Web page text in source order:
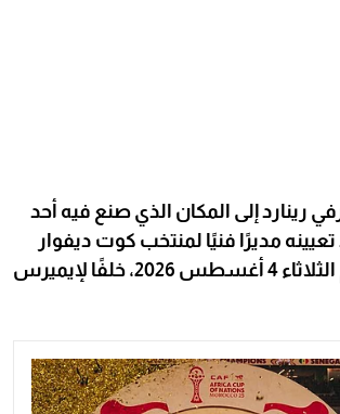
رينارد إلى المكان الذي صنع فيه أحد
تعيينه مديرًا فنيًا لمنتخب كوت ديفوار
للمرة الثانية، يوم الثلاثاء 4 أغسطس 2026، خلفًا لإيميرس